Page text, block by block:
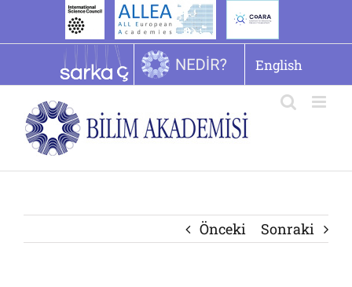
English
Önceki Sonraki